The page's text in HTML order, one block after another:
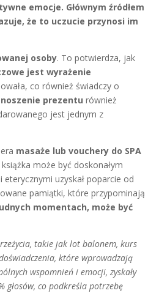
emocje. Głównym źródłem
że to uczucie przynosi im
osoby. To potwierdza, jak
jest wyrażenie
co również świadczy o
prezentu również
jest jednym z
masaże lub vouchery do SPA
może być doskonałym
uzyskał poparcie od
pamiątki, które przypominają
momentach, może być
takie jak lot balonem, kurs
które wprowadzają
wspomnień i emocji, zyskały
głosów, co podkreśla potrzebę